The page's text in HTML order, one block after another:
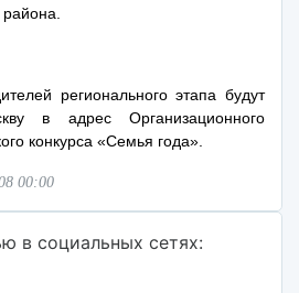
регионального этапа будут
в адрес Организационного
конкурса «Семья года».
00:00
в социальных сетях: